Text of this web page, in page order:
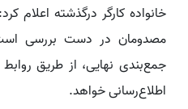
خانواده کارگر درگذشته
مصدومان در دست بررسی
جمع‌بندی نهایی، از طریق
اطلاع‌رسانی خواهد.